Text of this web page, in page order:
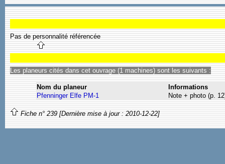
Pas de personnalité référencée
Les planeurs cités dans cet ouvrage (1 machines) sont les suivants :
Nom du planeur
Informations
Pfenninger Elfe PM-1
Note + photo (p.
Fiche n° 239 [Dernière mise à jour : 2010-12-22]